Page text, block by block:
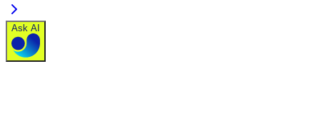
Ask AI